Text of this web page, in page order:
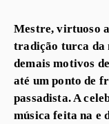
Mestre, virtuoso
tradição turca da
demais motivos
até um ponto de
passadista. A
música feita na e